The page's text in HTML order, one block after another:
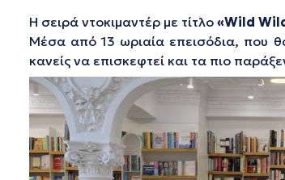
Η σειρά ντοκιμαντέρ με τίτλο «Wild
Μέσα από 13 ωριαία επεισόδια, που
κανείς να επισκεφτεί και τα πιο